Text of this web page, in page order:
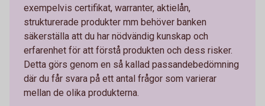
exempelvis certifikat, warranter, aktielån,
strukturerade produkter mm behöver banken
säkerställa att du har nödvändig kunskap och
erfarenhet för att förstå produkten och dess risker.
Detta görs genom en så kallad passandebedömning
där du får svara på ett antal frågor som varierar
mellan de olika produkterna.